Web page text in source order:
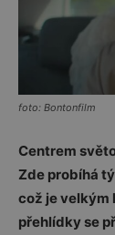
foto: Bontonfilm
Centrem
Zde probíhá
což je velkým
přehlídky se